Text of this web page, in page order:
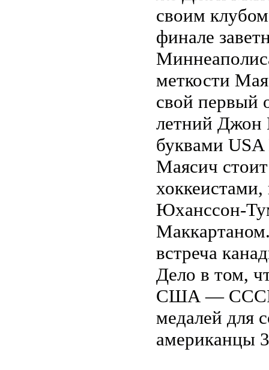
своим
финале
меткости
свой первый
летний Джон
буквами
Маясич
Юханссон-
встреча
Дело в том,
США — СССР,
медалей для
американцы